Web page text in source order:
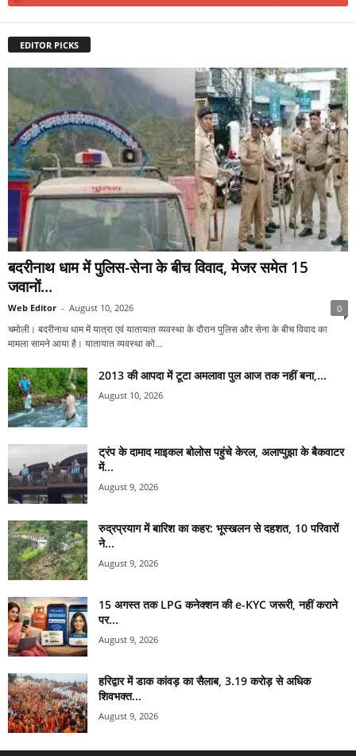
EDITOR PICKS
बदरीनाथ धाम में पुलिस-सेना के बीच विवाद, मेजर समेत 15
जवानों...
Web Editor - August 10, 2026 0
चमोली। बदरीनाथ धाम में यात्रा एवं यातायात व्यवस्था के दौरान पुलिस और सेना के बीच विवाद का
मामला सामने आया है। यातायात व्यवस्था को...
2013 की आपदा में टूटा अमलावा पुल आज तक नहीं बना,...
August 10, 2026
ट्रंप के दामाद माइकल बोलोस पहुंचे केरल, अलाप्पुझा के बैकवाटर
में...
August 9, 2026
रुद्रप्रयाग में बारिश का कहर: भूस्खलन से दहशत, 10 परिवारों
ने...
August 9, 2026
15 अगस्त तक LPG कनेक्शन की e-KYC जरूरी, नहीं कराने
पर...
August 9, 2026
हरिद्वार में डाक कांवड़ का सैलाब, 3.19 करोड़ से अधिक
शिवभक्त...
August 9, 2026